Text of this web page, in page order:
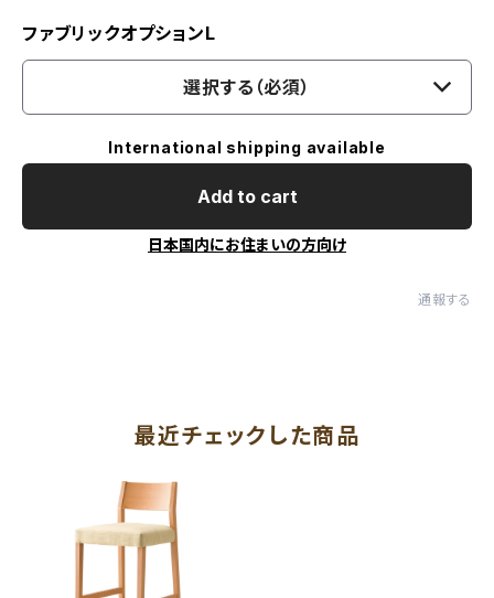
ファブリックオプションL
選択する（必須）
International shipping available
Add to cart
日本国内にお住まいの方向け
通報する
最近チェックした商品